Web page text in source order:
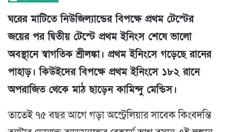
ঘরের মাটিতে নিউজিল্যান্ডের বিপক্ষে প্রথম টেস্টের
জয়ের পর দ্বিতীয় টেস্টে প্রথম ইনিংস শেষে ভালো
অবস্থানে স্বাগতিক শ্রীলঙ্কা। প্রথম ইনিংসে গড়েছে রানের
পাহাড়। কিউইদের বিপক্ষে প্রথম ইনিংসে ১৮২ রানে
অপরাজিত থেকে মাঠ ছাড়েন কামিন্দু মেন্ডিস।
তাতেই ৭৫ বছর আগে গড়া অস্ট্রেলিয়ার সাবেক কিংবদন্তি